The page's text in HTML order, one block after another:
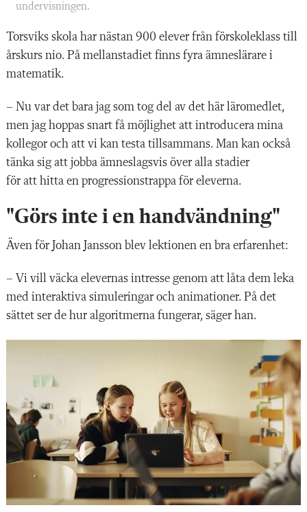
undervisningen.
Torsviks skola har nästan 900 elever från förskoleklass till
årskurs nio. På mellanstadiet finns fyra ämneslärare i
matematik.
– Nu var det bara jag som tog del av det här läromedlet,
men jag hoppas snart få möjlighet att introducera mina
kollegor och att vi kan testa tillsammans. Man kan också
tänka sig att jobba ämneslagsvis över alla stadier
för att hitta en progressionstrappa för eleverna.
"Görs inte i en handvändning"
Även för Johan Jansson blev lektionen en bra erfarenhet:
– Vi vill väcka elevernas intresse genom att låta dem leka
med interaktiva simuleringar och animationer. På det
sättet ser de hur algoritmerna fungerar, säger han.